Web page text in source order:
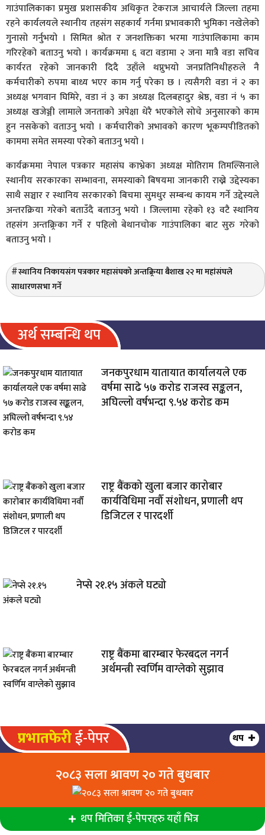
गाउंपालिकाका प्रमुख प्रशासकीय अधिकृत टेकराज आचार्यले जिल्ला तहमा
रहने कार्यलयले स्थानीय तहसंग सहकार्य गर्नमा प्रभावकारी भुमिका नखेलेको
गुनासो गर्नुभयो । सिमित श्रोत र जनशक्तिका भरमा गाउंपालिकामा काम
गरिरहेको बताउनु भयो । कार्यक्रममा ६ वटा वडामा २ जना मात्रै वडा सचिव
कार्यरत रहेको जानकारी दिदै उहाँले थप्नुभयो जनप्रतिनिधीहरुले नै
कर्मचारीको रुपमा बाध्य भएर काम गर्नु परेका छ । त्यसैगरी वडा नं २ का
अध्यक्ष भगवान घिमिरे, वडा नं ३ का अध्यक्ष दिलबहादुर श्रेष्ठ, वडा नं ५ का
अध्यक्ष खजेञ्जी लामाले जनताको अपेक्षा धेरै भएकोले सोचे अनुसारको काम
हुन नसकेको वताउनु भयो । कर्मचारीको अभावको कारण भूकम्पपीडितको
काममा समेत समस्या परेको बताउनु भयो ।
कार्यक्रममा नेपाल पत्रकार महासंघ काभ्रेका अध्यक्ष मोतिराम तिमल्सिनाले
स्थानीय सरकारका सम्भावना, समस्याको बिषयमा जानकारी राख्ने उद्देस्यका
साथै सञ्चार र स्थानिय सरकारको बिचमा सुमधुर सम्बन्ध कायम गर्ने उद्देस्यले
अन्तरक्रिया गरेको बताउँदै बताउनु भयो । जिल्लामा रहेको १३ वटै स्थानिय
तहसंग अन्तक्र्रिका गर्ने र पहिलो बेथानचोक गाउंपालिका बाट सुरु गरेको
बताउनु भयो ।
स्थानिय निकायसंग पत्रकार महासंघको अन्तक्र्रिया बैशाख २२ मा महांसंघले
साधारणसभा गर्ने
अर्थ सम्बन्धि थप
जनकपुरधाम यातायात कार्यालयले एक
वर्षमा साढे ५७ करोड राजस्व सङ्कलन,
अघिल्लो वर्षभन्दा ९.५४ करोड कम
राष्ट्र बैंकको खुला बजार कारोबार
कार्यविधिमा नवौँ संशोधन, प्रणाली थप
डिजिटल र पारदर्शी
नेप्से २१.१५ अंकले घट्यो
राष्ट्र बैंकमा बारम्बार फेरबदल नगर्न
अर्थमन्त्री स्वर्णिम वाग्लेको सुझाव
प्रभातफेरीई-पेपर थप
२०८३ सला श्रावण २० गते बुधबार
थप मितिका ई-पेपरहरु यहाँ भित्र